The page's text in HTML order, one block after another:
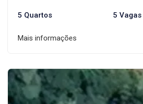
5 Quartos 5 Vagas
Mais informações